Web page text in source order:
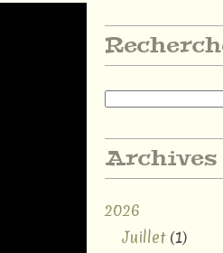
Archives
2026
Juillet(1)